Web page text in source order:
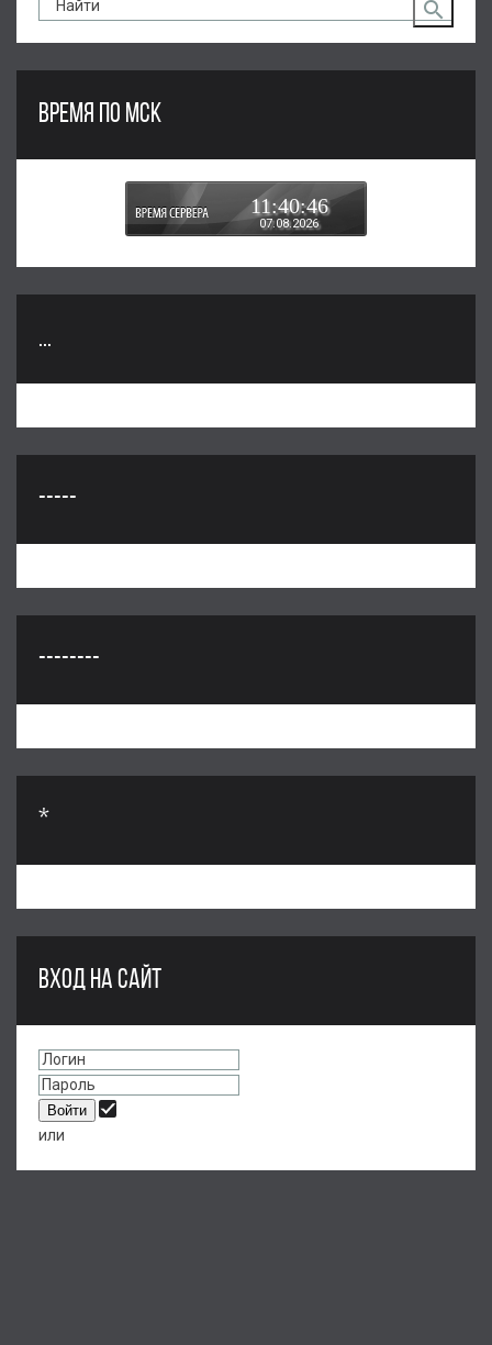
ВРЕМЯ ПО МСК
11:40:47
07.08.2026
...
-----
--------
*
ВХОД НА САЙТ
или